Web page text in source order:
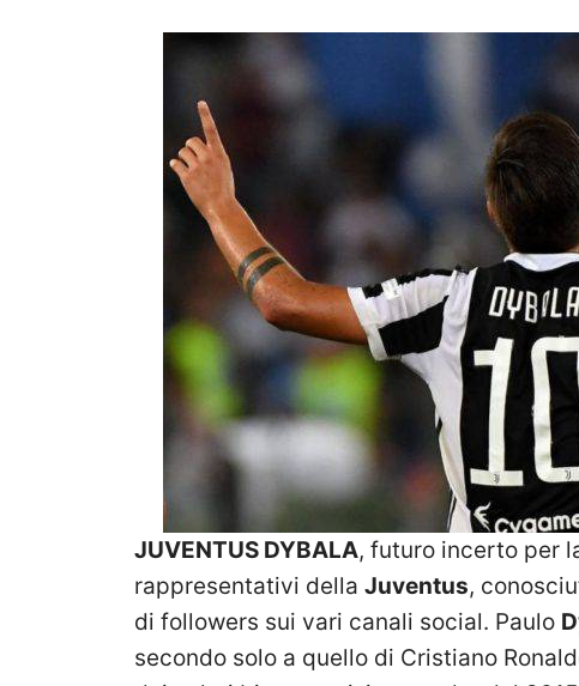
JUVENTUS DYBALA, futuro incerto per
rappresentativi della Juventus,
di followers sui vari canali social. Paulo
secondo solo a quello di Cristiano